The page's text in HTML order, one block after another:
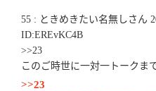
55 : ときめきたい名無しさん
ID:EREvKC4B
>>23
このご時世に一対一トークま
>>23